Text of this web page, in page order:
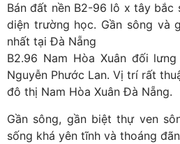
Bán đất nền B2-96 lô x tây bắc
diện trường học. Gần sông và
nhất tại Đà Nẵng
B2.96 Nam Hòa Xuân đối
Nguyễn Phước Lan. Vị trí rất
đô thị Nam Hòa Xuân Đà Nẵng.
Gần sông, gần biệt thự ven
sống khá yên tĩnh và thoáng